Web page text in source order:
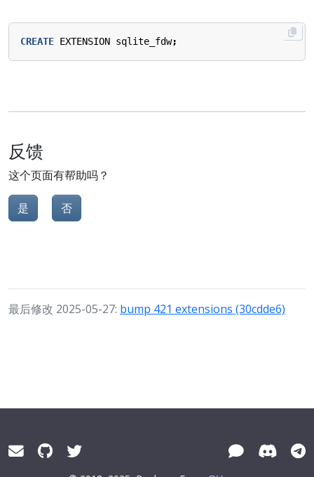
CREATE EXTENSION sqlite_fdw;
反馈
这个页面有帮助吗？
是 否
最后修改 2025-05-27: bump 421 extensions (30cdde6)